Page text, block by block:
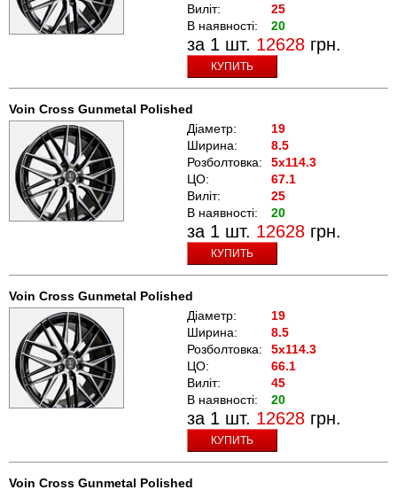
Виліт:
25
В наявності:
20
за 1 шт. 12628 грн.
КУПИТЬ
Voin Cross Gunmetal Polished
Діаметр:
19
Ширина:
8.5
Розболтовка:
5x114.3
ЦО:
67.1
Виліт:
25
В наявності:
20
за 1 шт. 12628 грн.
КУПИТЬ
Voin Cross Gunmetal Polished
Діаметр:
19
Ширина:
8.5
Розболтовка:
5x114.3
ЦО:
66.1
Виліт:
45
В наявності:
20
за 1 шт. 12628 грн.
КУПИТЬ
Voin Cross Gunmetal Polished